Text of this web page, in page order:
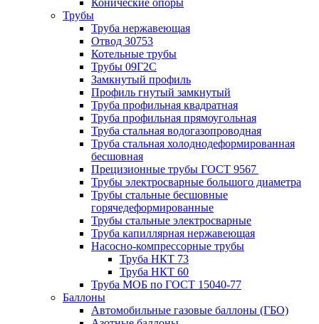
Конические опоры
Трубы
Труба нержавеющая
Отвод 30753
Котельные трубы
Трубы 09Г2С
Замкнутый профиль
Профиль гнутый замкнутый
Труба профильная квадратная
Труба профильная прямоугольная
Труба стальная водогазопроводная
Труба стальная холоднодеформированная
бесшовная
Прецизионные трубы ГОСТ 9567
Трубы электросварные большого диаметра
Трубы стальные бесшовные
горячедеформированные
Трубы стальные электросварные
Труба капиллярная нержавеющая
Насосно-компрессорные трубы
Труба НКТ 73
Труба НКТ 60
Труба МОБ по ГОСТ 15040-77
Баллоны
Автомобильные газовые баллоны (ГБО)